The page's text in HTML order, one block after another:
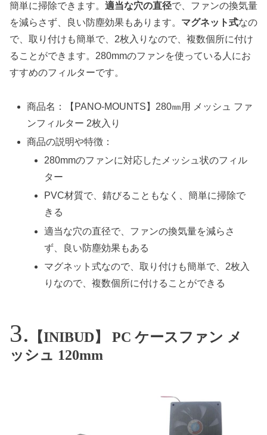
簡単に掃除できます。 適当な穴の直径で、ファンの換気量
を減らさず、良い防塵効果もあります。 マグネット式なの
で、取り付けも簡単で、2枚入りなので、複数個所に付け
ることができます。280mmのファンを使っている人にお
すすめのフィルターです。
商品名：【PANO-MOUNTS】280㎜用 メッシュ ファ
ンフィルター 2枚入り
商品の説明や特徴：
280mmのファンに対応したメッシュ状のフィル
ター
PVC材質で、錆びることもなく、簡単に掃除で
きる
適当な穴の直径で、ファンの換気量を減らさ
ず、良い防塵効果もある
マグネット式なので、取り付けも簡単で、2枚入
りなので、複数個所に付けることができる
【INIBUD】 PC ケースファン メ
ッシュ 120mm